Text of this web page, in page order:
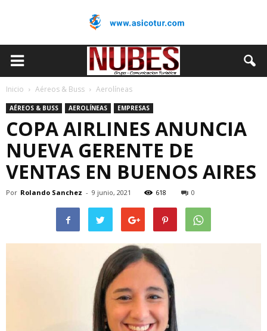
Inicio Aéreos & Buss Aerolíneas
AÉREOS & BUSS AEROLÍNEAS EMPRESAS
COPA AIRLINES ANUNCIA
NUEVA GERENTE DE
VENTAS EN BUENOS AIRES
Por Rolando Sanchez - 9 junio, 2021 618 0